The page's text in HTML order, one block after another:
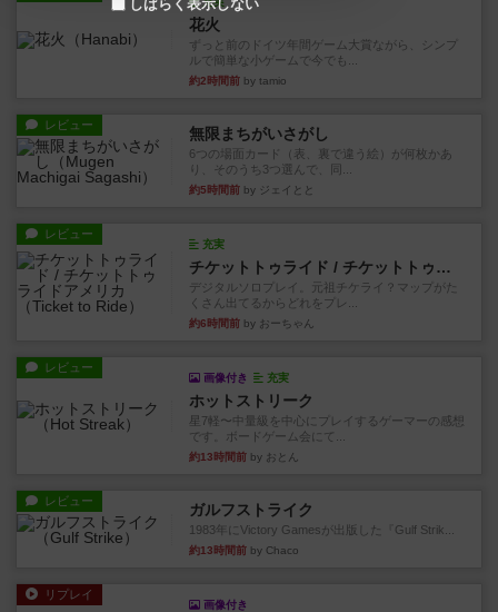
花火
ずっと前のドイツ年間ゲーム大賞ながら、シンプ
ルで簡単な小ゲームで今でも...
約2時間前 by tamio
レビュー 無限まちがいさがし
6つの場面カード（表、裏で違う絵）が何枚かあ
り、そのうち3つ選んで、同...
約5時間前 by ジェイとと
レビュー
充実
チケットトゥライド / チケットトゥライドアメリカ
デジタルソロプレイ。元祖チケライ？マップがた
くさん出てるからどれをプレ...
約6時間前 by おーちゃん
レビュー
画像付き 充実
ホットストリーク
星7軽〜中量級を中心にプレイするゲーマーの感想
です。ボードゲーム会にて...
約13時間前 by おとん
レビュー ガルフストライク
1983年にVictory Gamesが出版した『Gulf Strik...
約13時間前 by Chaco
リプレイ
画像付き
しばらく表示しない